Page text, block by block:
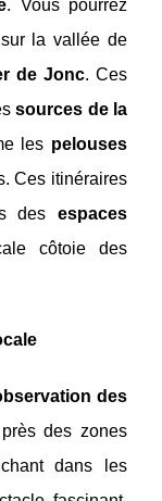
. Vous pourrez
la vallée de
de Jonc. Ces
sources de la
les pelouses
Ces itinéraires
des espaces
côtoie des
des
des zones
dans les